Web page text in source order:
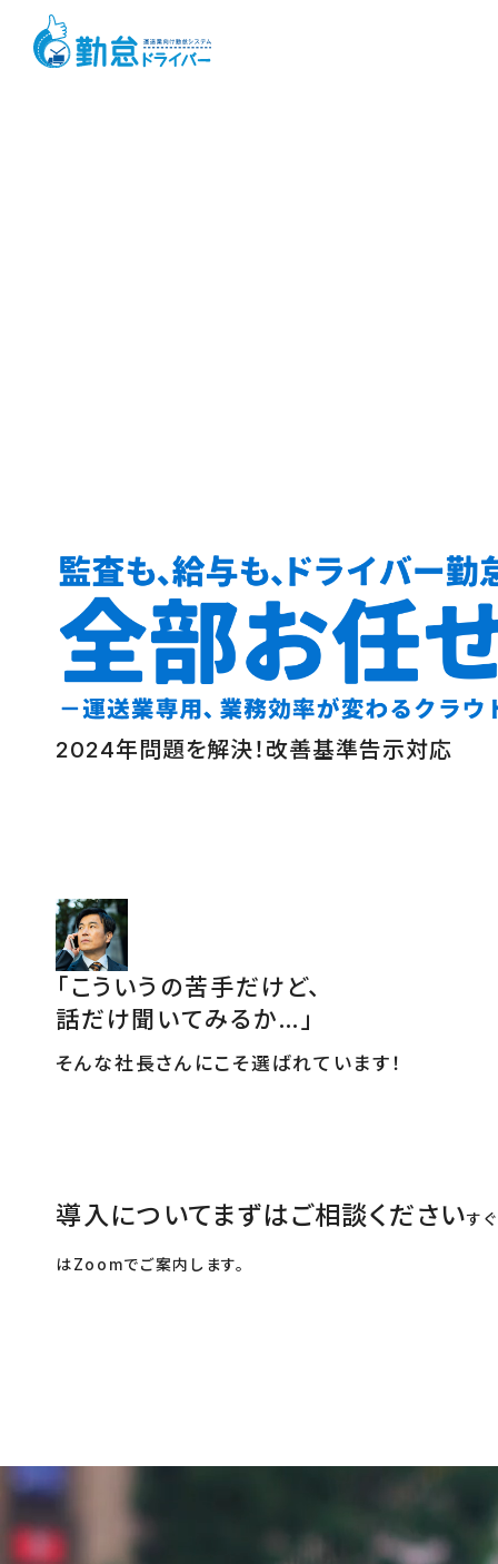
2024年問題を解決！改善基準告示対応
「こういうの苦手だけど、
話だけ聞いてみるか…」
そんな社長さんにこそ選ばれています！
導入についてまずはご相談くださいす
はZoomでご案内します。